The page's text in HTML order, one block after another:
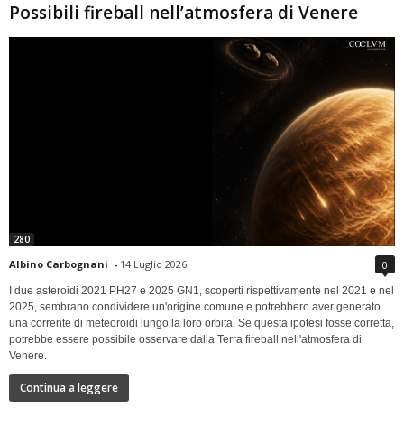
Possibili fireball nell’atmosfera di Venere
280
Albino Carbognani - 14 Luglio 2026 0
I due asteroidi 2021 PH27 e 2025 GN1, scoperti rispettivamente nel 2021 e nel
2025, sembrano condividere un'origine comune e potrebbero aver generato
una corrente di meteoroidi lungo la loro orbita. Se questa ipotesi fosse corretta,
potrebbe essere possibile osservare dalla Terra fireball nell'atmosfera di
Venere.
Continua a leggere